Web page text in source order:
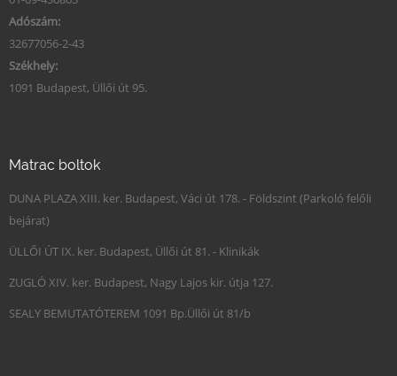
Adószám:
32677056-2-43
Székhely:
1091 Budapest, Üllői út 95.
Matrac boltok
DUNA PLAZA XIII. ker. Budapest, Váci út 178. - Földszint (Parkoló felőli
bejárat)
ÜLLŐI ÚT IX. ker. Budapest, Üllői út 81. - Klinikák
ZUGLÓ XIV. ker. Budapest, Nagy Lajos kir. útja 127.
SEALY BEMUTATÓTEREM 1091 Bp.Üllői út 81/b